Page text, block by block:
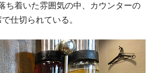
ち着いた雰囲気の中、カウンターの
仕切られている。